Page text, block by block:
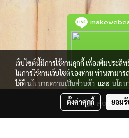
สั่งซื้อสิน
เว็บไซต์นี้มีการใช้งานคุกกี้ เพื่อเพิ่มประ
ในการใช้งานเว็บไซต์ของท่าน ท่านสามาร
ได้ที่นโยบายความเป็นส่วนตัว และ นโยบ
ตั้งค่าคุกกี้ ยอม